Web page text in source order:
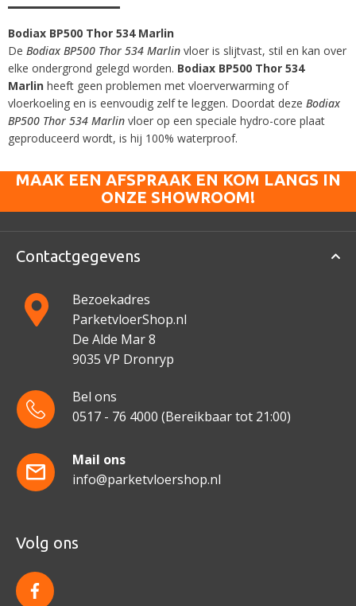
Bodiax BP500 Thor 534 Marlin
De Bodiax BP500 Thor 534 Marlin vloer is slijtvast, stil en kan over
elke ondergrond gelegd worden. Bodiax BP500 Thor 534
Marlin heeft geen problemen met vloerverwarming of
vloerkoeling en is eenvoudig zelf te leggen. Doordat deze Bodiax
BP500 Thor 534 Marlin vloer op een speciale hydro-core plaat
geproduceerd wordt, is hij 100% waterproof.
MAAK EEN AFSPRAAK EN KOM LANGS IN
ONZE SHOWROOM!
Contactgegevens
Bezoekadres
ParketvloerShop.nl
De Alde Mar 8
9035 VP Dronryp
Bel ons
0517 - 76 4000 (Bereikbaar tot 21:00)
Mail ons
info@parketvloershop.nl
Volg ons
f